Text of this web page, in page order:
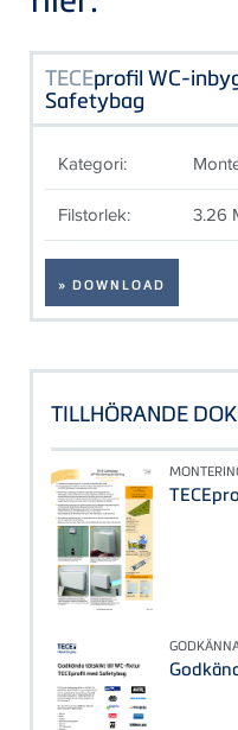
TECEprofil WC-
Safetybag
Kategori:
Filstorlek: 3.26
» DOWNLOAD
TILLHÖRANDE